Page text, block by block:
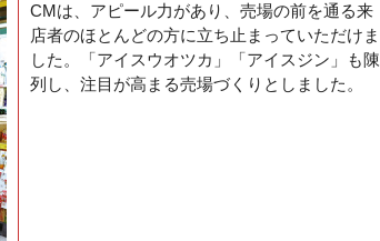
CMは、アピール力があり、売場の前を通る来
店者のほとんどの方に立ち止まっていただけま
した。「アイスウオツカ」「アイスジン」も陳
列し、注目が高まる売場づくりとしました。